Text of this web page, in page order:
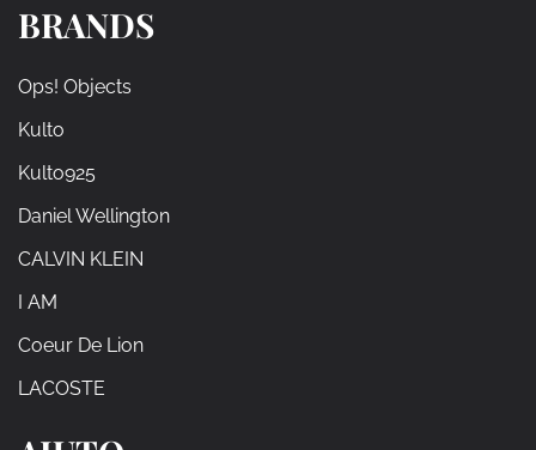
BRANDS
Ops! Objects
Kulto
Kulto925
Daniel Wellington
CALVIN KLEIN
I AM
Coeur De Lion
LACOSTE